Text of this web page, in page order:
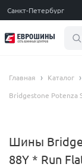
Санкт-Петербург
Главная Каталог
Bridgestone Potenza
Шины
88Y * Run